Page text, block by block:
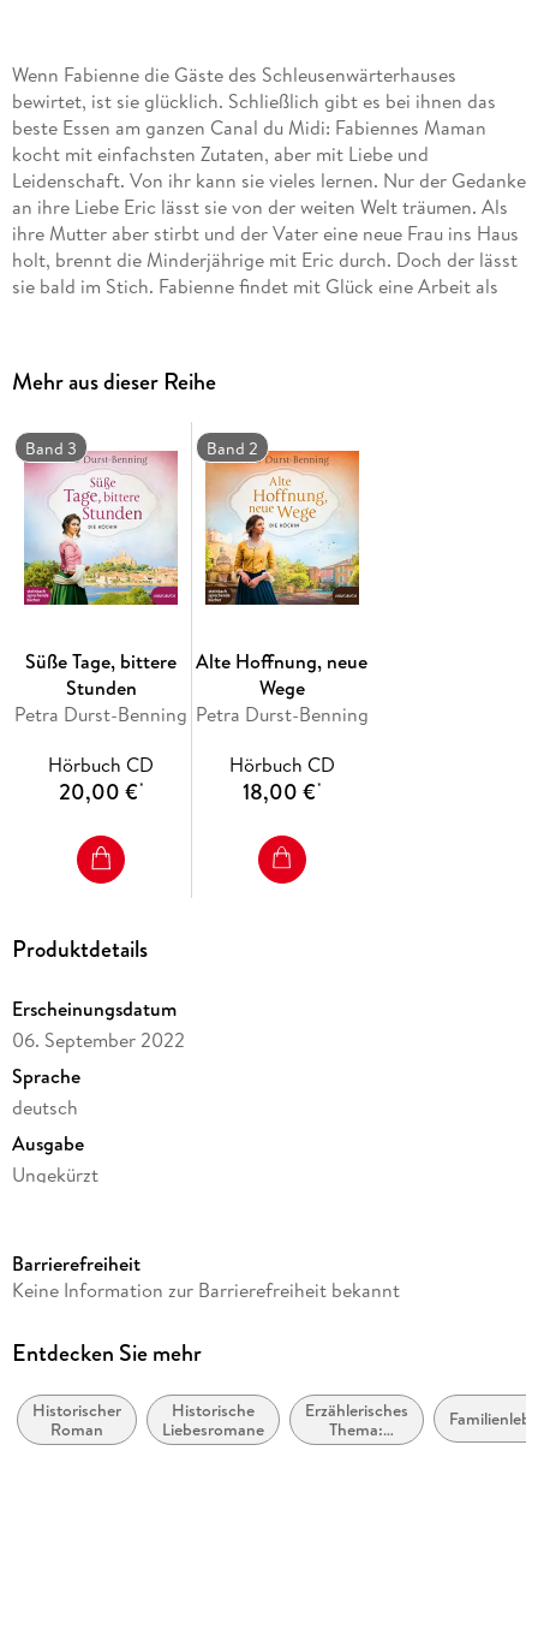
Wenn Fabienne die Gäste des Schleusenwärterhauses
bewirtet, ist sie glücklich. Schließlich gibt es bei ihnen das
beste Essen am ganzen Canal du Midi: Fabiennes Maman
kocht mit einfachsten Zutaten, aber mit Liebe und
Leidenschaft. Von ihr kann sie vieles lernen. Nur der Gedanke
an ihre Liebe Eric lässt sie von der weiten Welt träumen. Als
ihre Mutter aber stirbt und der Vater eine neue Frau ins Haus
holt, brennt die Minderjährige mit Eric durch. Doch der lässt
sie bald im Stich. Fabienne findet mit Glück eine Arbeit als
Freundschaft. Fabiennes Zukunft scheint rosig, doch das
Schicksal wendet sich - und nichts ist mehr, wie es war.
Mehr aus dieser Reihe
Band 3
Süße Tage, bittere
Stunden
Petra Durst-Benning
Hörbuch CD
20,00 €*
Band 2
Alte Hoffnung, neue
Wege
Petra Durst-Benning
Hörbuch CD
18,00 €*
Produktdetails
Erscheinungsdatum
06. September 2022
Sprache
deutsch
Ausgabe
Ungekürzt
Reihe
Autor/Autorin
Sprecher/Sprecherin
Svenja Pages
Barrierefreiheit
Keine Information zur Barrierefreiheit bekannt
Entdecken Sie mehr
Historischer
Roman
Historische
Liebesromane
Erzählerisches
Thema:
Identität /